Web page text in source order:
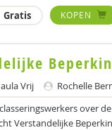
Gratis KOPEN
Vrij
Rochelle
over
Verstandelijke